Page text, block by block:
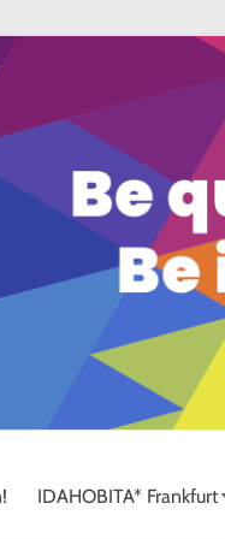
IDAHOBITA* Frankfurt